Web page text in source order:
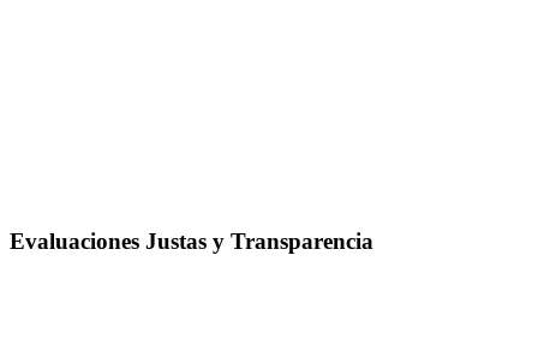
Evaluaciones Justas y Transparencia